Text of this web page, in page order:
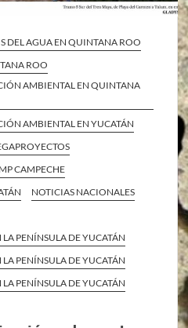
DEL AGUA EN QUINTANA ROO
ROO
AMBIENTAL EN QUINTANA
AMBIENTAL EN YUCATÁN
MP CAMPECHE
NOTICIAS NACIONALES
LA PENÍNSULA DE YUCATÁN
LA PENÍNSULA DE YUCATÁN
LA PENÍNSULA DE YUCATÁN